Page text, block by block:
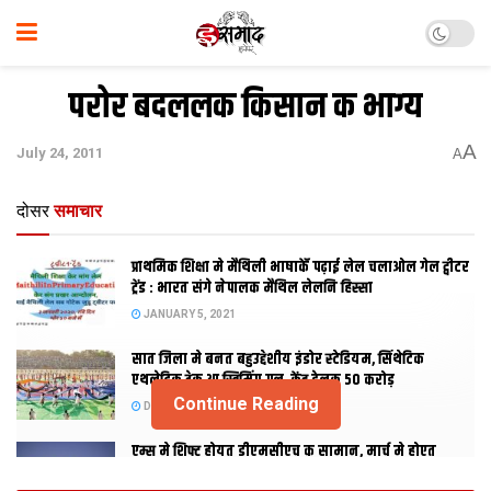
परोर बदललक किसान क भाग्‍य
July 24, 2011 AA
दोसर समाचार
प्राथमिक शि‍क्षा मे मैथि‍ली भाषाकेँ पढ़ाई लेल चलाओल गेल ट्वीटर
ट्रेंड : भारत संगे नेपालक मैथिल लेलनि हिस्सा
JANUARY 5, 2021
सात जिला मे बनत बहुउद्देशीय इंडोर स्‍टेडि‍यम, सिंथेटिक
एथलेटिक ट्रेक आ स्विमिंग पुल, केंद्र देलक 50 करोड़
DECEMBER 26, 2020
एम्स मे शिफ्ट होयत डीएमसीएच क सामान, मार्च मे होएत
Continue Reading